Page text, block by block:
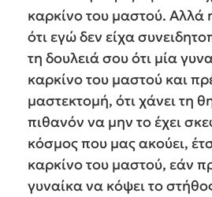
καρκίνο του μαστού. Αλλά
ότι εγώ δεν είχα
τη δουλειά σου ότι μία
καρκίνο του μαστού και
μαστεκτομή, ότι χάνει τη
πιθανόν να μην το έχει
κόσμος που μας ακούει,
καρκίνο του μαστού, εάν
γυναίκα να κόψει το